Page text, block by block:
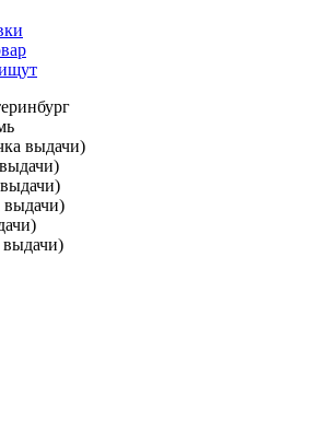
выдачи)
выдачи)